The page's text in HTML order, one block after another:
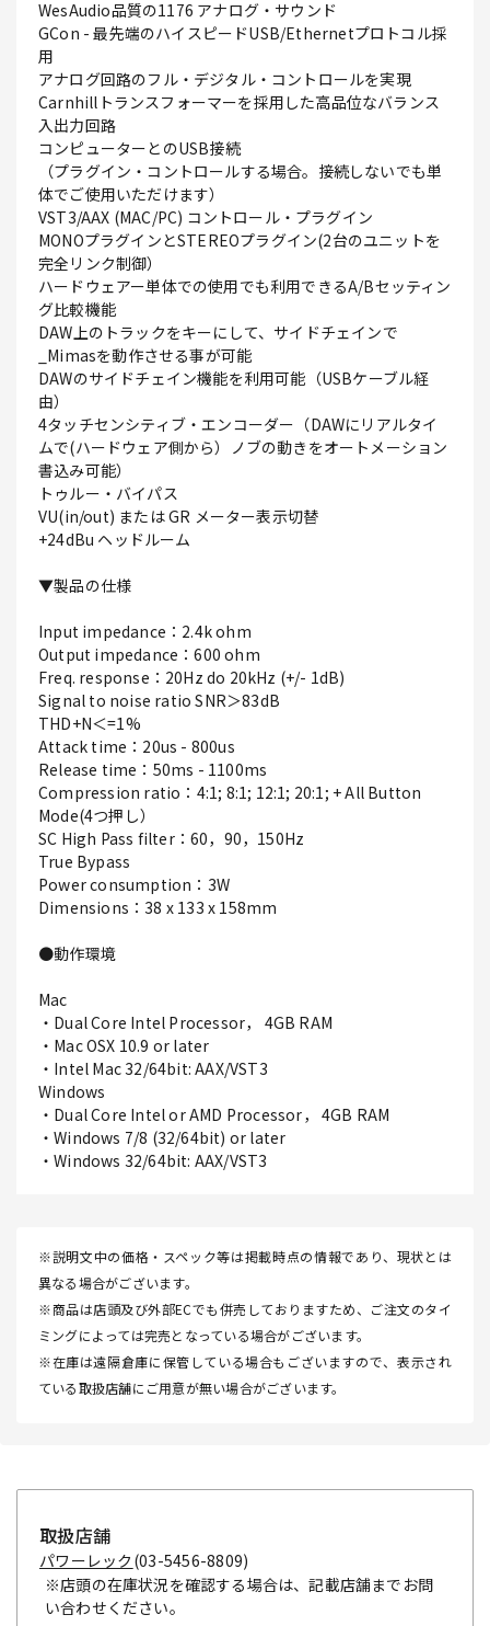
WesAudio品質の1176 アナログ・サウンド
GCon - 最先端のハイスピードUSB/Ethernetプロトコル採
用
アナログ回路のフル・デジタル・コントロールを実現
Carnhillトランスフォーマーを採用した高品位なバランス
入出力回路
コンピューターとのUSB接続
（プラグイン・コントロールする場合。接続しないでも単
体でご使用いただけます）
VST3/AAX (MAC/PC) コントロール・プラグイン
MONOプラグインとSTEREOプラグイン(2台のユニットを
完全リンク制御）
ハードウェアー単体での使用でも利用できるA/Bセッティン
グ比較機能
DAW上のトラックをキーにして、サイドチェインで
_Mimasを動作させる事が可能
DAWのサイドチェイン機能を利用可能（USBケーブル経
由）
4タッチセンシティブ・エンコーダー（DAWにリアルタイ
ムで(ハードウェア側から）ノブの動きをオートメーション
書込み可能）
トゥルー・バイパス
VU(in/out) または GR メーター表示切替
+24dBu ヘッドルーム
▼製品の仕様
Input impedance：2.4k ohm
Output impedance：600 ohm
Freq. response：20Hz do 20kHz (+/- 1dB)
Signal to noise ratio SNR＞83dB
THD+N＜=1%
Attack time：20us - 800us
Release time：50ms - 1100ms
Compression ratio：4:1; 8:1; 12:1; 20:1; + All Button
Mode(4つ押し）
SC High Pass filter：60，90，150Hz
True Bypass
Power consumption：3W
Dimensions：38 x 133 x 158mm
●動作環境
Mac
・Dual Core Intel Processor， 4GB RAM
・Mac OSX 10.9 or later
・Intel Mac 32/64bit: AAX/VST3
Windows
・Dual Core Intel or AMD Processor， 4GB RAM
・Windows 7/8 (32/64bit) or later
・Windows 32/64bit: AAX/VST3
※説明文中の価格・スペック等は掲載時点の情報であり、現状とは
異なる場合がございます。
※商品は店頭及び外部ECでも併売しておりますため、ご注文のタイ
ミングによっては完売となっている場合がございます。
※在庫は遠隔倉庫に保管している場合もございますので、表示され
ている取扱店舗にご用意が無い場合がございます。
取扱店舗
パワーレック (03-5456-8809)
※店頭の在庫状況を確認する場合は、記載店舗までお問
い合わせください。